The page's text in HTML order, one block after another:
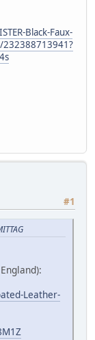
Black-Faux-
232388713941?
#1
Leather-